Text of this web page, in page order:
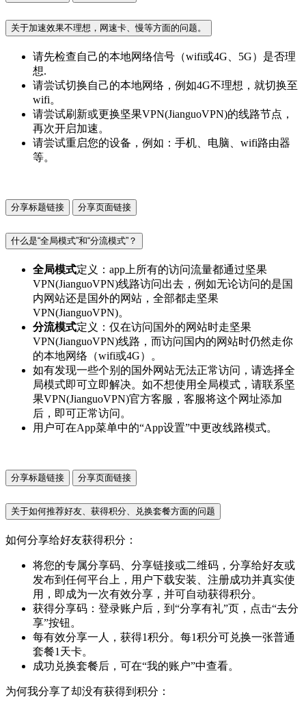
关于加速效果不理想，网速卡、慢等方面的问题。
请先检查自己的本地网络信号（wifi或4G、5G）是否理
想.
请尝试切换自己的本地网络，例如4G不理想，就切换至
wifi。
请尝试刷新或更换坚果VPN(JianguoVPN)的线路节点，
再次开启加速。
请尝试重启您的设备，例如：手机、电脑、wifi路由器
等。
分享标题链接 分享页面链接
什么是“全局模式”和“分流模式”？
全局模式定义：app上所有的访问流量都通过坚果
VPN(JianguoVPN)线路访问出去，例如无论访问的是国
内网站还是国外的网站，全部都走坚果
VPN(JianguoVPN)。
分流模式定义：仅在访问国外的网站时走坚果
VPN(JianguoVPN)线路，而访问国内的网站时仍然走你
的本地网络（wifi或4G）。
如有发现一些个别的国外网站无法正常访问，请选择全
局模式即可立即解决。如不想使用全局模式，请联系坚
果VPN(JianguoVPN)官方客服，客服将这个网址添加
后，即可正常访问。
用户可在App菜单中的“App设置”中更改线路模式。
分享标题链接 分享页面链接
关于如何推荐好友、获得积分、兑换套餐方面的问题
如何分享给好友获得积分：
将您的专属分享码、分享链接或二维码，分享给好友或
发布到任何平台上，用户下载安装、注册成功并真实使
用，即成为一次有效分享，并可自动获得积分。
获得分享码：登录账户后，到“分享有礼”页，点击“去分
享”按钮。
每有效分享一人，获得1积分。每1积分可兑换一张普通
套餐1天卡。
成功兑换套餐后，可在“我的账户”中查看。
为何我分享了却没有获得到积分：